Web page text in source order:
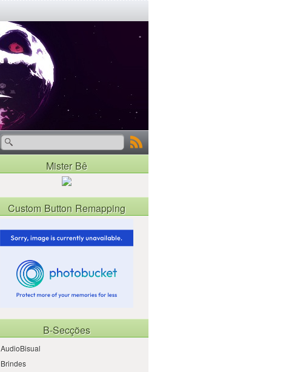
Mister Bê
Custom Button Remapping
B-Secções
AudioBisual
Brindes